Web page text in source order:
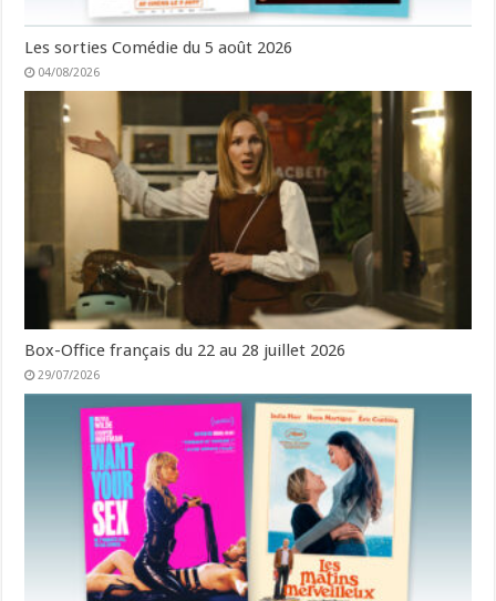
Les sorties Comédie du 5 août 2026
04/08/2026
Box-Office français du 22 au 28 juillet 2026
29/07/2026